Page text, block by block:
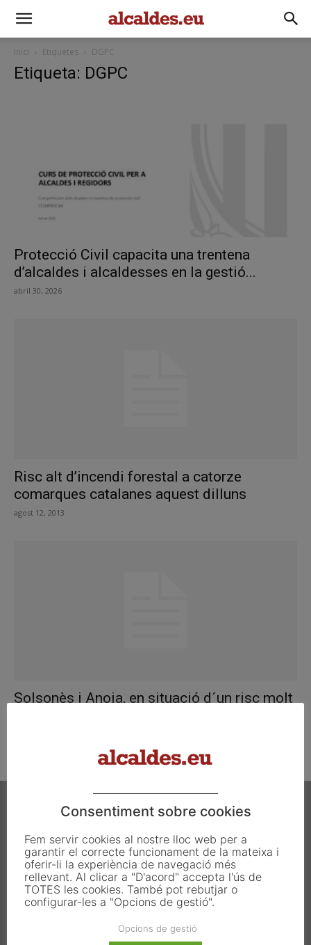
Inici Etiquetes DGPC
Etiqueta: DGPC
Protecció Civil capacita una trentena
d’alcaldes i alcaldesses en la gestió...
abril 30, 2026
Risc alt d’incendi forestal a catorze
comarques catalanes aquest dilluns
agost 12, 2013
Solsonès i Anoia, en situació d´un risc molt
Carrer Francesc Carbonell 46-48
08034 Barcelona
T. 933 390 812
info@alcaldes.eu
Consentiment sobre cookies
Fem servir cookies al nostre lloc web per a
garantir el correcte funcionament de la mateixa i
oferir-li la experiència de navegació més
rellevant. Al clicar a "D'acord" accepta l'ús de
TOTES les cookies. També pot rebutjar o
configurar-les a "Opcions de gestió".
Opcions de gestió